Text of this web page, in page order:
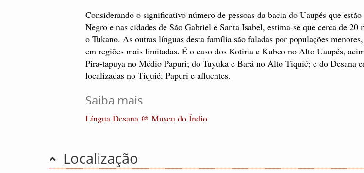
Considerando o significativo número de pessoas da bacia do Uaupés que
Negro e nas cidades de São Gabriel e Santa Isabel, estima-se que cerca de 20
o Tukano. As outras línguas desta família são faladas por populações
em regiões mais limitadas. É o caso dos Kotiria e Kubeo no Alto Uaupés,
Pira-tapuya no Médio Papuri; do Tuyuka e Bará no Alto Tiquié; e do Desana
localizadas no Tiquié, Papuri e afluentes.
Saiba mais
Língua Desana @ Museu do Índio
Localização